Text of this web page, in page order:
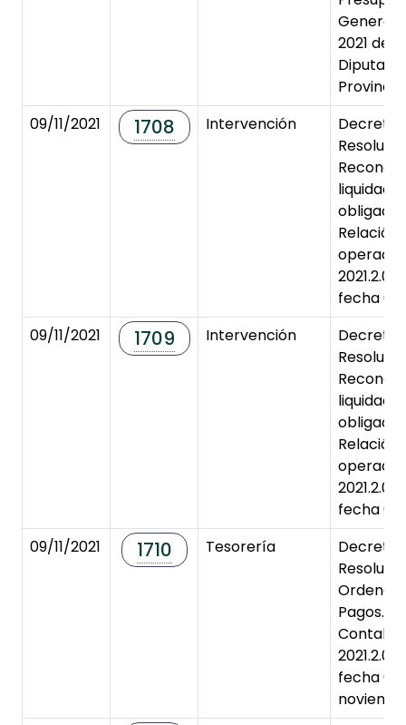
General
2021 de la
09/11/2021
1708 Intervención
Decreto
Relación
fecha
09/11/2021
1709 Intervención
Decreto
Relación
fecha
09/11/2021
1710 Tesorería
Decreto
Pagos.
fecha 08